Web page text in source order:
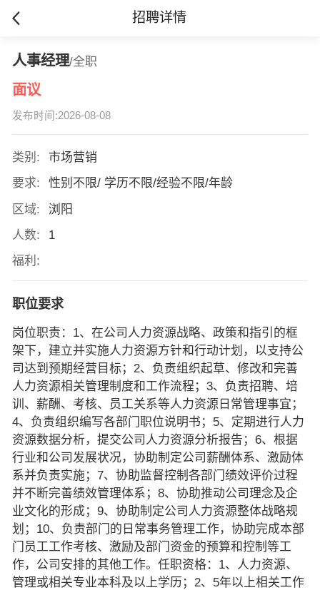
招聘详情
人事经理/全职
面议
发布时间:2026-08-08
类别:
市场营销
要求:
性别不限/ 学历不限/经验不限/年龄
区域:
浏阳
人数:
1
福利:
职位要求
岗位职责：1、在公司人力资源战略、政策和指引的框
架下，建立并实施人力资源方针和行动计划，以支持公
司达到预期经营目标；2、负责组织起草、修改和完善
人力资源相关管理制度和工作流程；3、负责招聘、培
训、薪酬、考核、员工关系等人力资源日常管理事宜；
4、负责组织编写各部门职位说明书；5、定期进行人力
资源数据分析，提交公司人力资源分析报告；6、根据
行业和公司发展状况，协助制定公司薪酬体系、激励体
系并负责实施；7、协助监督控制各部门绩效评价过程
并不断完善绩效管理体系；8、协助推动公司理念及企
业文化的形成；9、协助制定公司人力资源整体战略规
划；10、负责部门的日常事务管理工作，协助完成本部
门员工工作考核、激励及部门资金的预算和控制等工
作，公司安排的其他工作。任职资格：1、人力资源、
管理或相关专业本科及以上学历；2、5年以上相关工作